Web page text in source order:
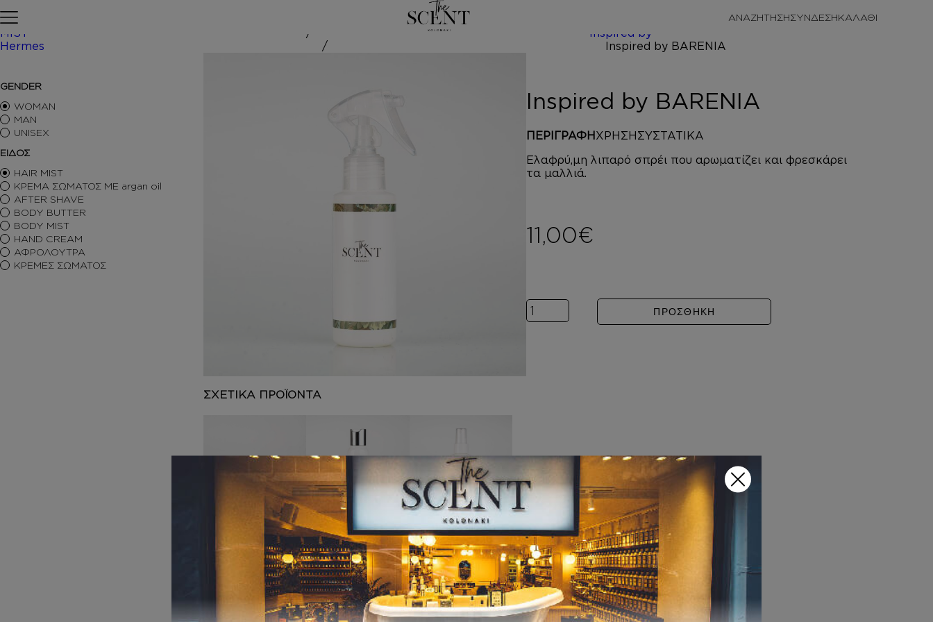
ΑΝΑΖΗΤΗΣΗΣΥΝΔΕΣΗ
ΑΦΡΟΛΟΥΤΡΑ
ΚΡΕΜΕΣ ΣΩΜΑΤΟΣ
BODY BUTTER
BODY MIST
HAIR MIST
BODY SORBET – AFTER SUN
HAIR OILS
SHIMMERING BODY OIL
SKINCARE
ΑΝΤΙΣΗΠΤΙΚΑ
ΑΡΩΜΑΤΙΚΑ ΚΕΡΙΑ – DIFFUSERS
SETS
/
ΠΕΡΙΠΟΙΗΣΗ
/
MIST
/ Inspired by
Hermes / Inspired by BARENIA
Inspired by BARENIA
ΠΕΡΙΓΡΑΦΗ ΧΡΗΣΗ ΣΥΣΤΑΤΙΚΑ
Ελαφρύ,μη λιπαρό σπρέι που αρωματίζει και φρεσκάρει
τα μαλλιά.
11,00€
GENDER
WOMAN
MAN
UNISEX
ΕΙΔΟΣ
HAIR MIST
ΚΡΕΜΑ ΣΩΜΑΤΟΣ ΜΕ argan oil
AFTER SHAVE
BODY BUTTER
BODY MIST
HAND CREAM
ΑΦΡΟΛΟΥΤΡΑ
ΚΡΕΜΕΣ ΣΩΜΑΤΟΣ
Inspired by BARENIA ποσότητα
ΠΡΟΣΘΗΚΗ
ΣΧΕΤΙΚΑ ΠΡΟΪΟΝΤΑ
BODY BUTTER
Inspired by 724
15,00€
ΚΡΕΜΕΣ ΣΩΜΑΤ
ΟΣ
Inspired by ANGEL
7,00€ –
BODY MIST
Inspired by
DIORIVIERA
12,00€